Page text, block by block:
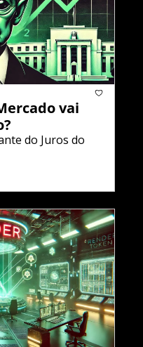
vai
do Juros do